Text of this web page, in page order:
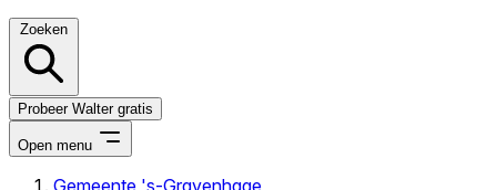
Zoeken
Probeer Walter gratis
Open menu
Gemeente 's-Gravenhage